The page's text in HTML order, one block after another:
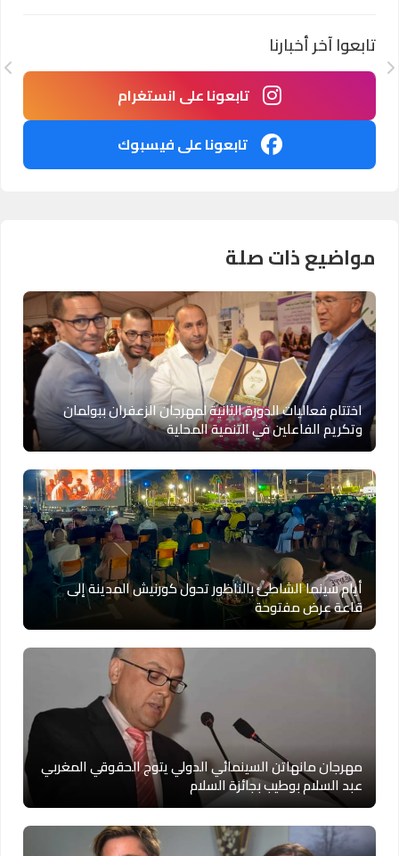
تابعوا آخر أخبارنا
تابعونا على انستغرام
تابعونا على فيسبوك
مواضيع ذات صلة
اختتام فعاليات الدورة الثانية لمهرجان الزعفران ببولمان
وتكريم الفاعلين في التنمية المحلية
أيام سينما الشاطئ بالناظور تحول كورنيش المدينة إلى
قاعة عرض مفتوحة
مهرجان مانهاتن السينمائي الدولي يتوج الحقوقي المغربي
عبد السلام بوطيب بجائزة السلام